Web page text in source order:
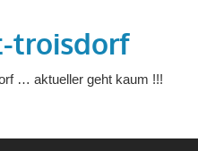
troisdorf
… aktueller geht kaum !!!